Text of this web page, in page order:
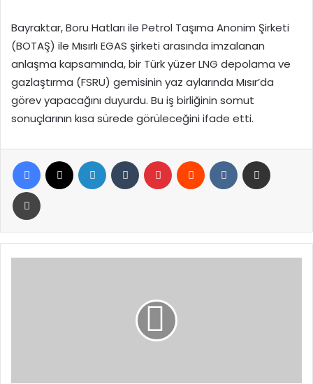
Bayraktar, Boru Hatları ile Petrol Taşıma Anonim Şirketi
(BOTAŞ) ile Mısırlı EGAS şirketi arasında imzalanan
anlaşma kapsamında, bir Türk yüzer LNG depolama ve
gazlaştırma (FSRU) gemisinin yaz aylarında Mısır’da
görev yapacağını duyurdu. Bu iş birliğinin somut
sonuçlarının kısa sürede görüleceğini ifade etti.
Facebook LinkedIn Tumblr Pinterest Reddit VKontakte
Yazdır